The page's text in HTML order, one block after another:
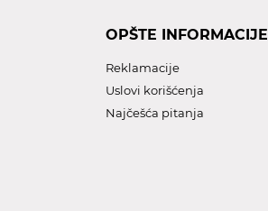
OPŠTE INFORMACIJE
Reklamacije
Uslovi korišćenja
Najčešća pitanja